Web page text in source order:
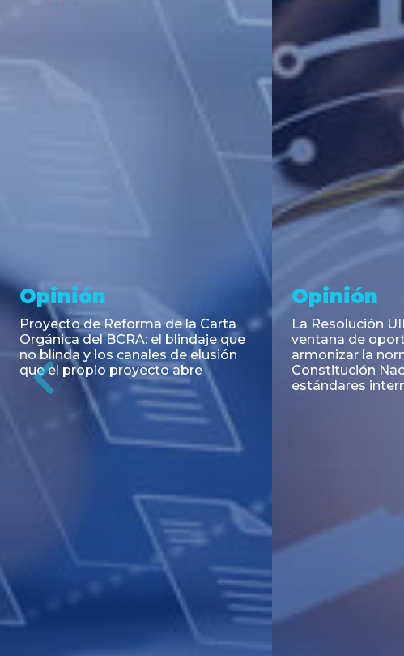
Noticia
RESOLUCIÓN 271/2026 de la
SECRETARIA DE COORDINACIÓN
DE PRODUCCIÓN: Actualización y
unificación de las advertencias
obligatorias en la publicidad de
juegos y apuestas en...
Emisión de
Negociables
Puerto S.A. por
de U$S
Previous